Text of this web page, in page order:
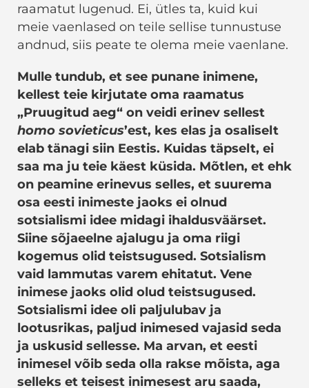
raamatut lugenud. Ei, ütles ta, kuid kui
meie vaenlased on teile sellise tunnustuse
andnud, siis peate te olema meie vaenlane.
Mulle tundub, et see punane inimene,
kellest teie kirjutate oma raamatus
„Pruugitud aeg“ on veidi erinev sellest
homo sovieticus’est, kes elas ja osaliselt
elab tänagi siin Eestis. Kuidas täpselt, ei
saa ma ju teie käest küsida. Mõtlen, et ehk
on peamine erinevus selles, et suurema
osa eesti inimeste jaoks ei olnud
sotsialismi idee midagi ihaldusväärset.
Siine sõjaeelne ajalugu ja oma riigi
kogemus olid teistsugused. Sotsialism
vaid lammutas varem ehitatut. Vene
inimese jaoks olid olud teistsugused.
Sotsialismi idee oli paljulubav ja
lootusrikas, paljud inimesed vajasid seda
ja uskusid sellesse. Ma arvan, et eesti
inimesel võib seda olla rakse mõista, aga
selleks et teisest inimesest aru saada,